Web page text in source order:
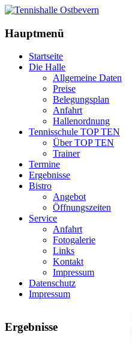
Hauptmenü
Startseite
Die Halle
Allgemeine Daten
Preise
Belegungsplan
Anfahrt
Hallenordnung
Tennisschule TOP TEN
Über TOP TEN
Trainer
Termine
Ergebnisse
Bistro
Angebot
Öffnungszeiten
Service
Anfahrt
Fotogalerie
Links
Kontakt
Impressum
Datenschutz
Impressum
Ergebnisse